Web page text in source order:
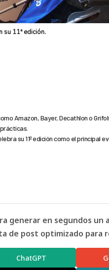
su 11ª edición.
Amazon, Bayer, Decathlon o
su 11ª edición como el principal
generar en segundos un
de post optimizado para
ChatGPT